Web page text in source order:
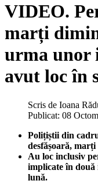
VIDEO.
marți
urma unor
avut loc în
Scris de Ioana
Publicat: 08
Polițiștii din
desfășoară,
Au loc inclusiv
implicate în două
lună.